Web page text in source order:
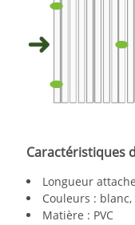
Caractéristiques
Longueur
Couleurs :
Matière : PVC